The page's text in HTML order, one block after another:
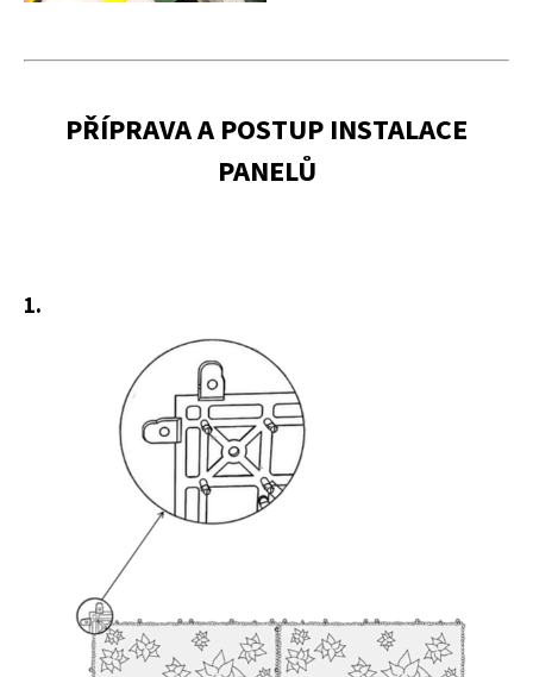
PŘÍPRAVA A POSTUP INSTALACE
PANELŮ
1.